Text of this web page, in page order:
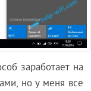
заработает на
но у меня все